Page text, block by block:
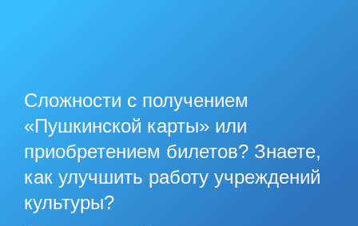
Сложности с получением
«Пушкинской карты» или
приобретением билетов? Знаете,
как улучшить работу учреждений
культуры?